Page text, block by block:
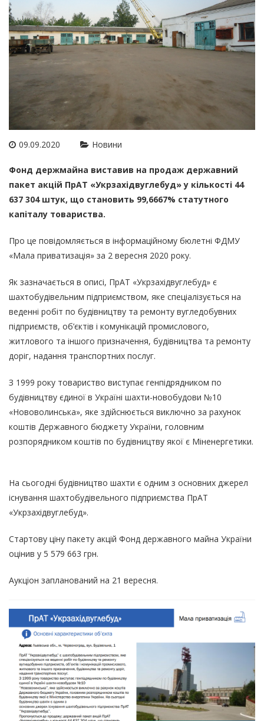
09.09.2020 Новини
Фонд держмайна виставив на продаж державний
пакет акцій ПрАТ «Укрзахідвуглебуд» у кількості 44
637 304 штук, що становить 99,6667% статутного
капіталу товариства.
Про це повідомляється в інформаційному бюлетні ФДМУ
«Мала приватизація» за 2 вересня 2020 року.
Як зазначається в описі, ПрАТ «Укрзахідвуглебуд» є
шахтобудівельним підприємством, яке спеціалізується на
веденні робіт по будівництву та ремонту вугледобувних
підприємств, об’єктів і комунікацій промислового,
житлового та іншого призначення, будівництва та ремонту
доріг, надання транспортних послуг.
З 1999 року товариство виступає генпідрядником по
будівництву єдиної в Україні шахти-новобудови №10
«Нововолинська», яке здійснюється виключно за рахунок
коштів Державного бюджету України, головним
розпорядником коштів по будівництву якої є Міненергетики.
На сьогодні будівництво шахти є одним з основних джерел
існування шахтобудівельного підприємства ПрАТ
«Укрзахідвуглебуд».
Стартову ціну пакету акцій Фонд державного майна України
оцінив у 5 579 663 грн.
Аукціон запланований на 21 вересня.